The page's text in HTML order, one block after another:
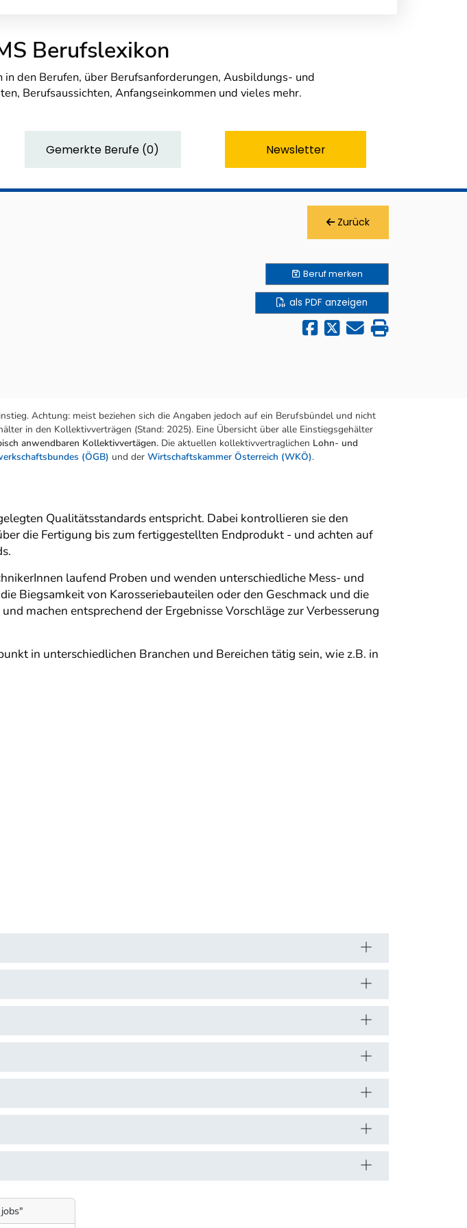
Berufslexikon
den Berufen, über Berufsanforderungen, Ausbildungs- und
Berufsaussichten, Anfangseinkommen und vieles mehr.
Gemerkte Berufe (0) Newsletter
Zurück
Berufmerken
als PDF anzeigen
Achtung: meist beziehen sich die Angaben jedoch auf ein Berufsbündel und nicht
in den Kollektivverträgen (Stand: 2025). Eine Übersicht über alle Einstiegsgehälter
anwendbaren Kollektivvertägen. Die aktuellen kollektivvertraglichen Lohn- und
(ÖGB) und der Wirtschaftskammer Österreich (WKÖ).
Qualitätsstandards entspricht. Dabei kontrollieren sie den
die Fertigung bis zum fertiggestellten Endprodukt - und achten auf
laufend Proben und wenden unterschiedliche Mess- und
Biegsamkeit von Karosseriebauteilen oder den Geschmack und die
machen entsprechend der Ergebnisse Vorschläge zur Verbesserung
in unterschiedlichen Branchen und Bereichen tätig sein, wie z.B. in